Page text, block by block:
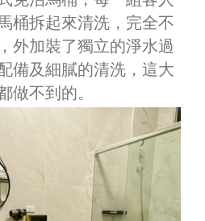
桶拆起來清洗，完全不
外加裝了獨立的淨水過
備及細膩的清洗，這大
做不到的。